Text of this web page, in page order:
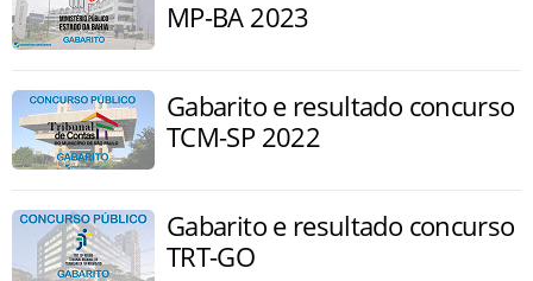
MP-BA 2023
Gabarito e resultado concurso
TCM-SP 2022
Gabarito e resultado concurso
TRT-GO